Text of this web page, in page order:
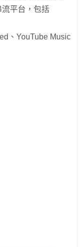
平台，包括
、YouTube Music